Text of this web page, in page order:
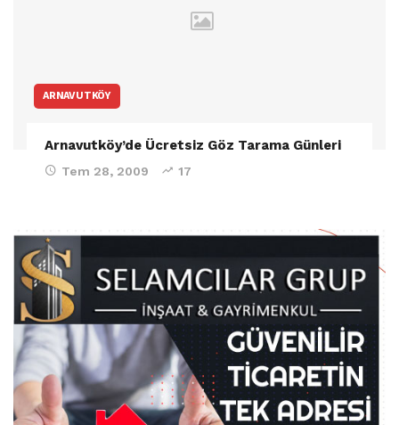
ARNAVUTKÖY
Arnavutköy’de Ücretsiz Göz Tarama Günleri
Tem 28, 2009 17